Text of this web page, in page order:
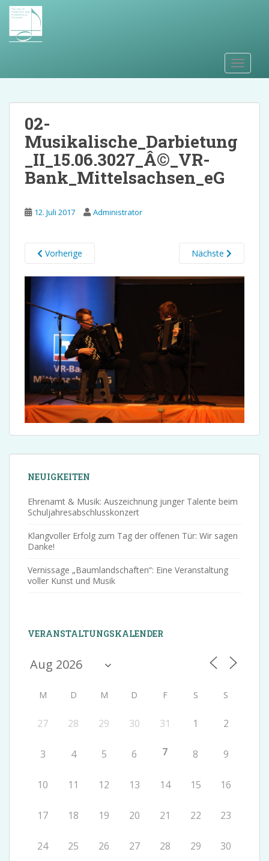
o
02-
Musikalische_Darbietung
_II_15.06.3027_Â©_VR-
Bank_Mittelsachsen_eG
12. Juli 2017 Administrator
Vorherige Nächste
NEUIGKEITEN
Ehrenamt & Musik: Auszeichnung junger Talente beim
Schuljahresabschlusskonzert
Klangvoller Erfolg zum Tag der offenen Tür: Wir sagen
Danke!
Vernissage „Baumlandschaften“: Eine Veranstaltung
voller Kunst und Musik
VERANSTALTUNGSKALENDER
M D M D F S S
27 28 29 30 31 1 2
3 4 5 6 7 8 9
10 11 12 13 14 15 16
17 18 19 20 21 22 23
24 25 26 27 28 29 30